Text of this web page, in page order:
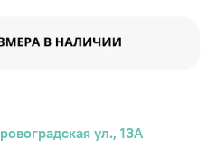
ул., 13А